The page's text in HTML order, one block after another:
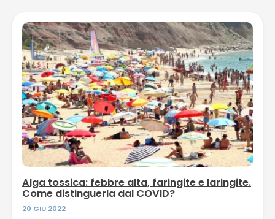
Alga tossica: febbre alta, faringite e laringite.
Come distinguerla dal COVID?
20 GIU 2022